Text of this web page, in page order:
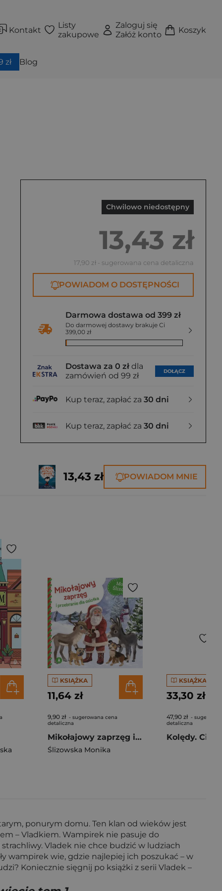
Kontakt
Listy
zakupowe
Zaloguj się
Załóż konto
Koszyk
zł Blog
Chwilowo niedostępny
13,43 zł
17,90 zł - sugerowana cena detaliczna
POWIADOM O DOSTĘPNOŚCI
Darmowa dostawa od 399 zł
Do darmowej dostawy brakuje Ci
399,00 zł
Dostawa za 0 zł dla
zamówień od 99 zł
DOŁĄCZ
Kup teraz, zapłać za 30 dni
Kup teraz, zapłać za 30 dni
13,43 zł POWIADOM MNIE
KSIĄŻKA
11,64 zł
9,90 zł - sugerowana cena
detaliczna
Mikołajowy zaprzęg i przebranie dla osiołka
Ślizowska Monika
KSIĄŻKA
33,30 zł
47,90 zł -
detaliczna
ponurym domu. Ten klan od wieków jest
– Vladkiem. Wampirek nie pasuje do
Vladek nie chce budzić w ludziach
wampirek wie, gdzie najlepiej ich poszukać – w
Koniecznie sięgnij po książki z serii Vladek –